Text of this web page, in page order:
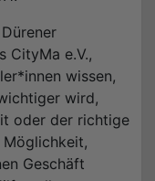
CityMa e.V.,
wissen,
wird,
oder der richtige
Geschäft